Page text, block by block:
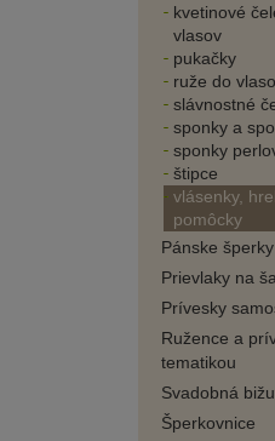
kvetinové
vlasov
pukačky
ruže do
slávnostné
sponky a
sponky
štipce
vlásenky,
pomôcky
Pánske šperky
Prievlaky na
Prívesky
Ružence a
tematikou
Svadobná
Šperkovnice